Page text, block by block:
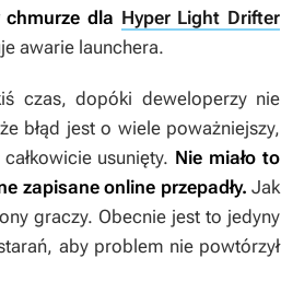
dla Hyper Light Drifter
awarie launchera.
czas, dopóki deweloperzy nie
błąd jest o wiele poważniejszy,
usunięty. Nie miało to
zapisane online przepadły. Jak
graczy. Obecnie jest to jedyny
aby problem nie powtórzył